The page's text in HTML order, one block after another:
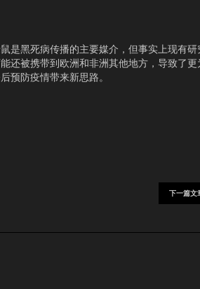
是黑死病传播的主要媒介，但事实上现有研
还被携带到欧洲和非洲其他地方，导致了更
预防疫情带来新思路。
下一篇文